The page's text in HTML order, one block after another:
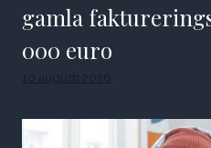
gamla
000 euro
10 augusti 2026